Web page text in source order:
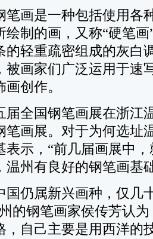
画是一种包括使用各
绘制的画，又称“硬笔
的轻重疏密组成的灰白
被画家们广泛运用于速
创作。
全国钢笔画展在浙江
笔画展。对于为何选址
表示，“前几届画展中
温州有良好的钢笔画基
仍属新兴画种，仅几
的钢笔画家侯传芳认
，自己主要是用西洋的